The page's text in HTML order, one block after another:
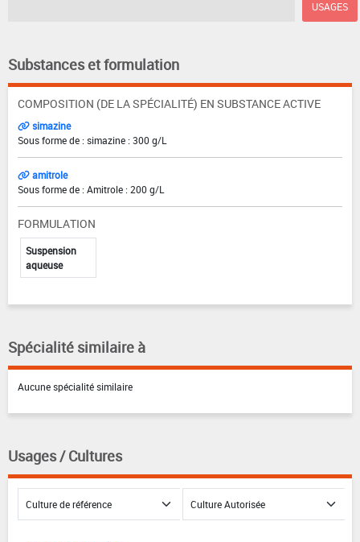
USAGES
Substances et formulation
COMPOSITION (DE LA SPÉCIALITÉ) EN SUBSTANCE ACTIVE
simazine
Sous forme de : simazine : 300 g/L
amitrole
Sous forme de : Amitrole : 200 g/L
FORMULATION
Suspension
aqueuse
Spécialité similaire à
Aucune spécialité similaire
Usages / Cultures